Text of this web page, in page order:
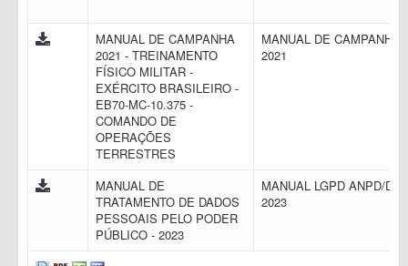
MANUAL DE CAMPANHA
2021 - TREINAMENTO
FÍSICO MILITAR -
EXÉRCITO BRASILEIRO -
EB70-MC-10.375 -
COMANDO DE
OPERAÇÕES
TERRESTRES
MANUAL DE CAMPANHA
2021
MANUAL DE
TRATAMENTO DE DADOS
PESSOAIS PELO PODER
PÚBLICO - 2023
MANUAL LGPD ANPD/DF
2023